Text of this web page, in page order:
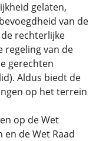
gelaten,
van de
rechterlijke
regeling van de
gerechten
Aldus biedt de
op het terrein
op de Wet
de Wet Raad